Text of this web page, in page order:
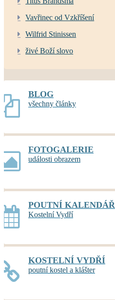
Vavřinec od Vzkříšení
Wilfrid Stinissen
živé Boží slovo
BLOG
všechny články
FOTOGALERIE
události obrazem
POUTNÍ KALENDÁŘ
Kostelní Vydří
KOSTELNÍ VYDŘÍ
poutní kostel a klášter